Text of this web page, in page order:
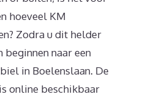
hoeveel KM
Zodra u dit helder
beginnen naar een
in Boelenslaan. De
online beschikbaar